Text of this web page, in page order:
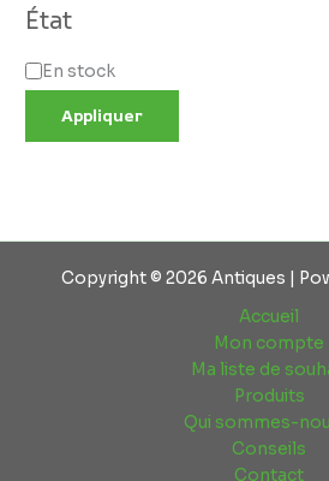
État
En stock
Appliquer
Copyright © 2026 Antiques |
Accueil
Mon compte
Ma liste de
Produits
Qui sommes-
Conseils
Contact